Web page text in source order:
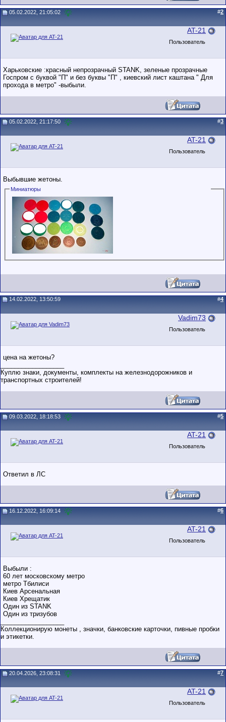
05.02.2022, 21:05:02 #2
AT-21
Пользователь
Харьковские :красный непрозрачный STANK, зеленые прозрачные
Госпром с буквой "П" и без буквы "П" , киевский лист каштана " Для
прохода в метро" -выбыли.
05.02.2022, 21:17:50 #3
AT-21
Пользователь
Выбывшие жетоны.
Миниатюры
14.02.2022, 13:50:59 #4
Vadim73
Пользователь
цена на жетоны?
Куплю знаки, документы, комплекты на железнодорожников и
транспортных строителей!
09.03.2022, 18:18:53 #5
AT-21
Пользователь
Ответил в ЛС
16.12.2022, 16:09:14 #6
AT-21
Пользователь
Выбыли :
60 лет московскому метро
метро Тбилиси
Киев Арсенальная
Киев Хрещатик
Один из STANK
Один из тризубов
Коллекционирую монеты , значки, банковские карточки, пивные пробки
и этикетки.
20.04.2026, 23:08:31 #7
AT-21
Пользователь